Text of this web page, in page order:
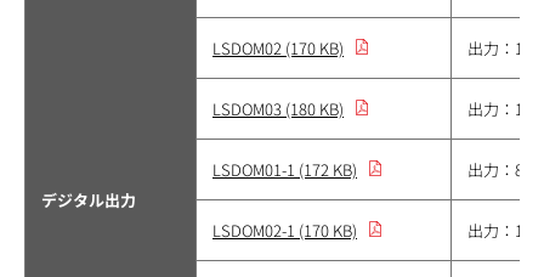
デジタル出力
LSDOM02 (170 KB) 出力：16
LSDOM03 (180 KB) 出力：16
LSDOM01-1 (172 KB) 出力：8点
LSDOM02-1 (170 KB) 出力：16